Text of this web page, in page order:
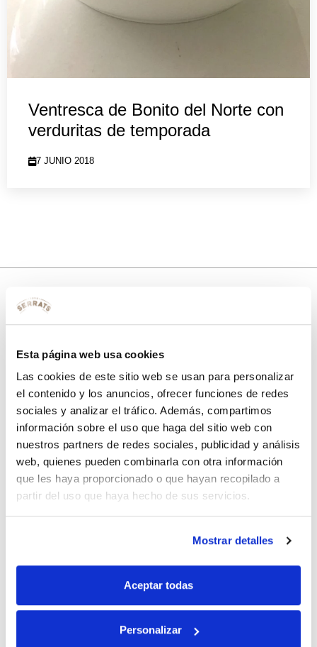
Esta página web usa cookies
Las cookies de este sitio web se usan para personalizar
el contenido y los anuncios, ofrecer funciones de redes
sociales y analizar el tráfico. Además, compartimos
información sobre el uso que haga del sitio web con
nuestros partners de redes sociales, publicidad y análisis
web, quienes pueden combinarla con otra información
que les haya proporcionado o que hayan recopilado a
partir del uso que haya hecho de sus servicios.
Mostrar detalles
Aceptar todas
Personalizar
Ventresca de Bonito del Norte con
verduritas de temporada
7 JUNIO 2018
10% de descuento
con tu primera compra.
Apúntate a nuestra newsletter para recibir nuestrasofertas
disfruta de un 10% de descuento en tu primera compra.
mensajería online, derechos: Acceder, rectificar y suprimir los datos, así como
otros derechos, como se explica en la información adicional.